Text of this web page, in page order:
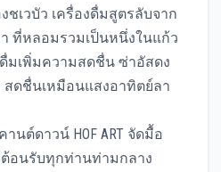
ชเวบัว เครื่องดื่มสูตรลับจาก
ที่หลอมรวมเป็นหนึ่งในแก้ว
ดื่มเพิ่มความสดชื่น ซ่าอัสดง
สดชื่นเหมือนแสงอาทิตย์ลา
นต์ดาวน์ HOF ART จัดมื้อ
อนรับทุกท่านท่ามกลาง